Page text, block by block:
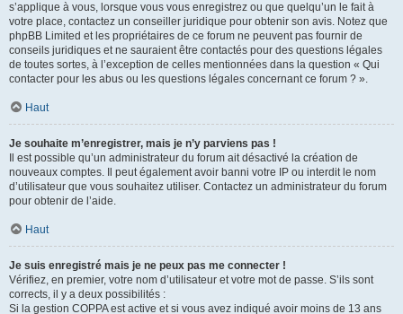
s’applique à vous, lorsque vous vous enregistrez ou que quelqu’un le fait à
votre place, contactez un conseiller juridique pour obtenir son avis. Notez que
phpBB Limited et les propriétaires de ce forum ne peuvent pas fournir de
conseils juridiques et ne sauraient être contactés pour des questions légales
de toutes sortes, à l’exception de celles mentionnées dans la question « Qui
contacter pour les abus ou les questions légales concernant ce forum ? ».
Haut
Je souhaite m’enregistrer, mais je n’y parviens pas !
Il est possible qu’un administrateur du forum ait désactivé la création de
nouveaux comptes. Il peut également avoir banni votre IP ou interdit le nom
d’utilisateur que vous souhaitez utiliser. Contactez un administrateur du forum
pour obtenir de l’aide.
Haut
Je suis enregistré mais je ne peux pas me connecter !
Vérifiez, en premier, votre nom d’utilisateur et votre mot de passe. S’ils sont
corrects, il y a deux possibilités :
Si la gestion COPPA est active et si vous avez indiqué avoir moins de 13 ans